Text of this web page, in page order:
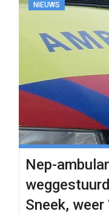
NIEUWS
Nep-
Sneek, weer